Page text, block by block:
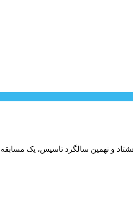
و نهمین سالگرد تاسیس، یک